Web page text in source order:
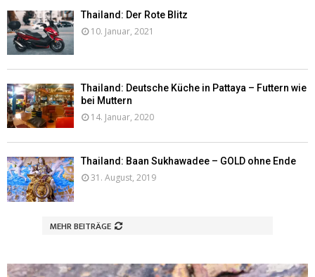
Thailand: Der Rote Blitz
10. Januar, 2021
Thailand: Deutsche Küche in Pattaya – Futtern wie
bei Muttern
14. Januar, 2020
Thailand: Baan Sukhawadee – GOLD ohne Ende
31. August, 2019
MEHR BEITRÄGE